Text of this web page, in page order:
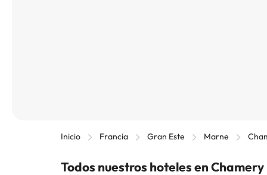
Inicio Francia Gran Este Marne
Todos nuestros hoteles en Chamery